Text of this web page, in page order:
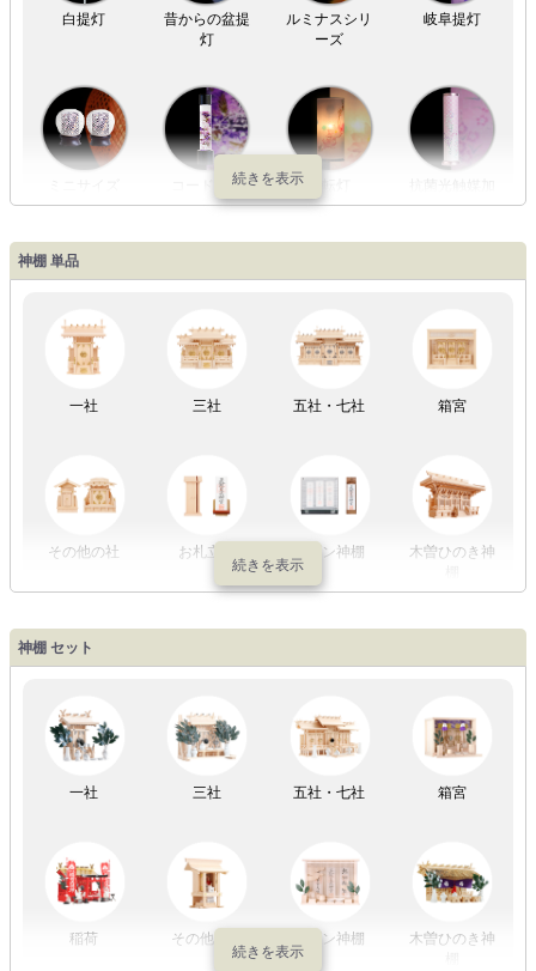
白提灯
昔からの盆提
灯
ルミナスシリ
ーズ
岐阜提灯
コードレス
工
LED灯 七色LED灯 和紙・絹製 木・竹製
初盆セット 贈るセット 盆提灯単品 一対セット
盆提灯一万円
以内
～2万円
～3万円
以上
神棚 単品
一社 三社 五社・七社 箱宮
その他の社 お札立て モダン神棚
木曽ひのき神
神棚 セット
一社 三社 五社・七社 箱宮
稲荷 その他の社 モダン神棚
木曽ひのき神